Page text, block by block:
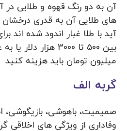
آن به دو رنگ قهوه و طلایی
های طلایی آن به قدری
آید با طلا غبار اندود شده اند
میلیون تومان باید هزینه کنید
گربه الف
صمیمیت، باهوشی، بازیگوشی،
وفاداری از ویژگی های اخلاقی